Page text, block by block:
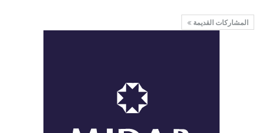
المشاركات القديمة